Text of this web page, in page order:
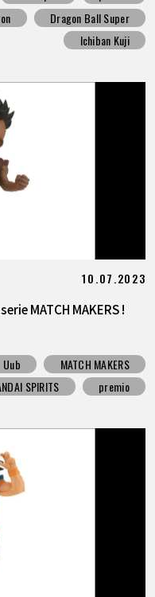
Dragon Ball Super
Ichiban Kuji
10.07.2023
MATCH MAKERS !
Uub
MATCH MAKERS
SPIRITS premio